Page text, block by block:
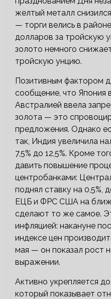
желтый металл
— торги велись в
долларов за тройскую
золото немного
тройскую унцию.
Позитивным фактором
сообщение, что Япония
Австралией ввела
золота — это
предложения. Однако
так, Индия увеличила
7,5% до 12,5%. Кроме
давить повышение
центробанками:
поднял ставку на 0,5%,
ЕЦБ и ФРС США на
сделают то же самое.
инфляцией: накануне
индексе цен
мая — он показал рост
выражении.
Активно укрепляется
который показывает